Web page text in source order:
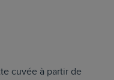
cuvée à partir de